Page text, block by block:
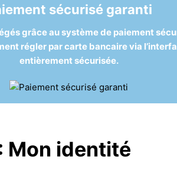
sécurisé garanti
grâce au système de paiement
régler par carte bancaire via
entièrement sécurisée.
Mon identité